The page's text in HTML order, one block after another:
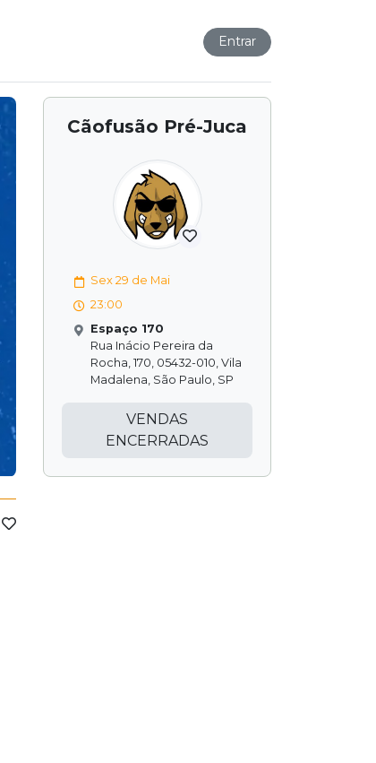
Entrar
Cãofusão Pré-Juca
Sex 29 de Mai
23:00
Espaço 170
Rua Inácio Pereira da
Rocha, 170, 05432-010, Vila
Madalena, São Paulo, SP
VENDAS
ENCERRADAS